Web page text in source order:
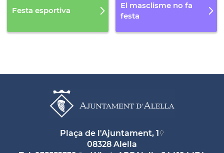
Festa esportiva
El masclisme no fa
festa
Plaça de l'Ajuntament, 1
08328 Alella